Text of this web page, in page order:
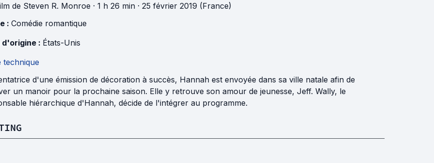
de Steven R. Monroe · 1 h 26 min · 25 février 2019 (France)
: Comédie romantique
d'origine : États-Unis
technique
d'une émission de décoration à succès, Hannah est envoyée dans sa ville natale afin de
un manoir pour la prochaine saison. Elle y retrouve son amour de jeunesse, Jeff. Wally, le
hiérarchique d'Hannah, décide de l'intégrer au programme.